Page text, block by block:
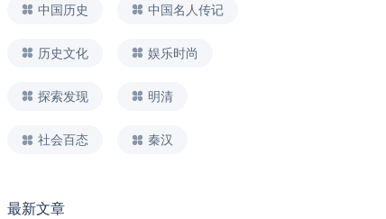
中国历史 中国名人传记
历史文化 娱乐时尚
探索发现 明清
社会百态 秦汉
最新文章